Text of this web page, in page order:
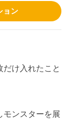
ョン
け入れたこと
モンスターを展